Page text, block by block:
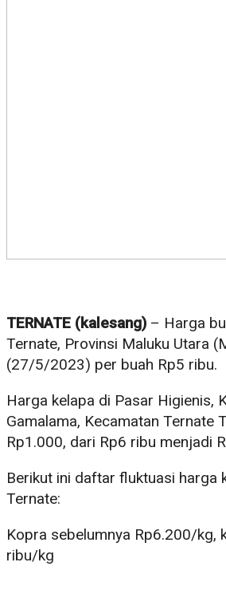
TERNATE (kalesang) – Harga
Ternate, Provinsi Maluku Utara
(27/5/2023) per buah Rp5 ribu.
Harga kelapa di Pasar Higienis,
Gamalama, Kecamatan Ternate
Rp1.000, dari Rp6 ribu menjadi
Berikut ini daftar fluktuasi harga
Ternate:
Kopra sebelumnya Rp6.200/kg,
ribu/kg